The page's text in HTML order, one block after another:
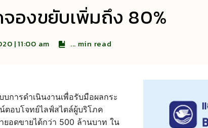
องขยับเพิ่มถึง 80%
| 11:00 am ... min read
การดำเนินงานเพื่อรับมือผลกระ
ตอบโจทย์ไลฟ์สไตล์ผู้บริโภค
ยอดขายได้กว่า 500 ล้านบาท ใน